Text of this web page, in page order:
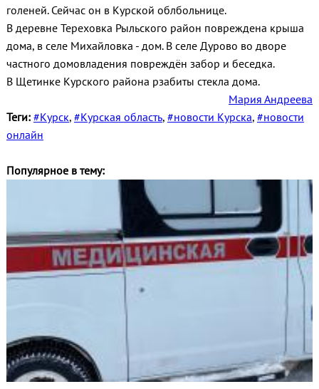
голеней. Сейчас он в Курской облбольнице.
В деревне Тереховка Рыльского район повреждена крыша
дома, в селе Михайловка - дом. В селе Дурово во дворе
частного домовладения повреждён забор и беседка.
В Щетинке Курского района рзабиты стекла дома.
Мария Андреева
Теги: #Курск, #Курская область, #новости Курска, #новости
онлайн
Популярное в тему: